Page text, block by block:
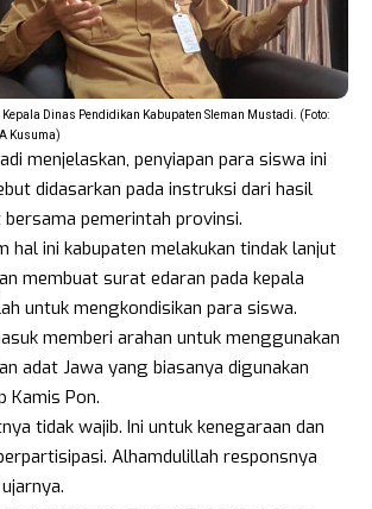
Kepala Dinas Pendidikan Kabupaten Sleman Mustadi. (Foto:
Kusuma)
menjelaskan, penyiapan para siswa ini
didasarkan pada instruksi dari hasil
pemerintah provinsi.
hal ini kabupaten melakukan tindak lanjut
membuat surat edaran pada kepala
untuk mengkondisikan para siswa.
memberi arahan untuk menggunakan
adat Jawa yang biasanya digunakan
Kamis Pon.
tidak wajib. Ini untuk kenegaraan dan
Alhamdulillah responsnya
ujarnya.